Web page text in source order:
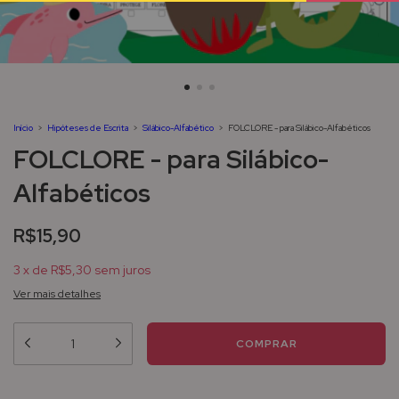
Início > Hipóteses de Escrita > Silábico-Alfabético > FOLCLORE - para Silábico-Alfabéticos
FOLCLORE - para Silábico-
Alfabéticos
R$15,90
3 x de R$5,30 sem juros
Ver mais detalhes